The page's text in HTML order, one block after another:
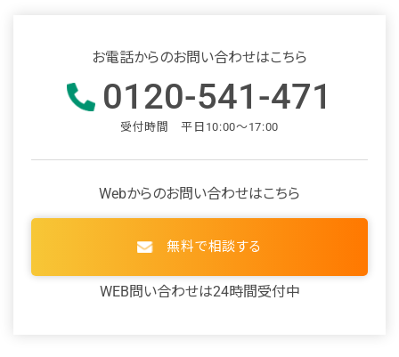
お電話からのお問い合わせはこちら
0120-541-471
受付時間 平日10:00～17:00
Webからのお問い合わせはこちら
無料で相談する
WEB問い合わせは24時間受付中